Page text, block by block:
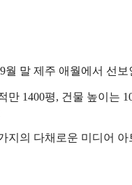
말 제주 애월에서 선
만 1400평, 건물 높이는
지의 다채로운 미디어